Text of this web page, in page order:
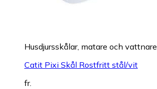
Husdjursskålar, matare och vattnare
Catit Pixi Skål Rostfritt stål/vit
fr.